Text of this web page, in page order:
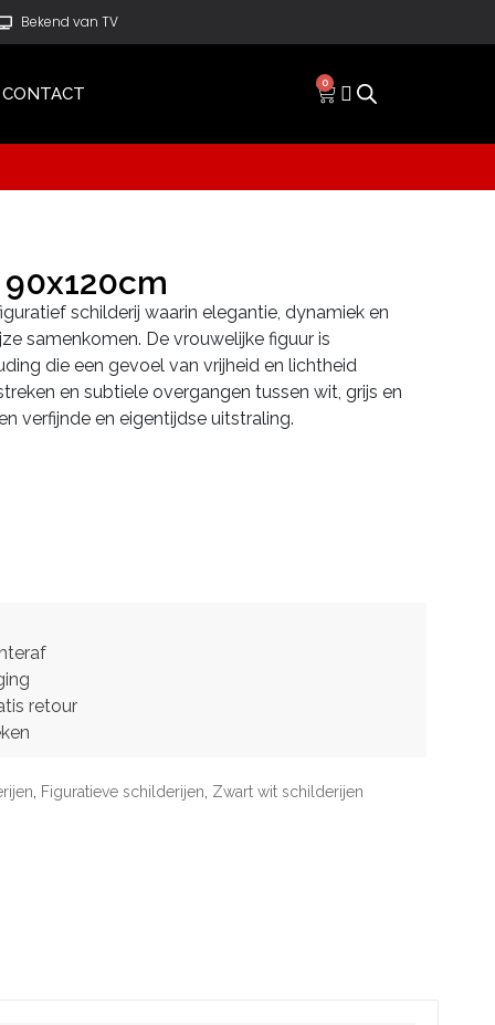
Bekend van TV
CONTACT
0
schilderij waarin elegantie, dynamiek en
samenkomen. De vrouwelijke figuur is
die een gevoel van vrijheid en lichtheid
en subtiele overgangen tussen wit, grijs en
verfijnde en eigentijdse uitstraling.
retour
Figuratieve schilderijen Zwart wit schilderijen